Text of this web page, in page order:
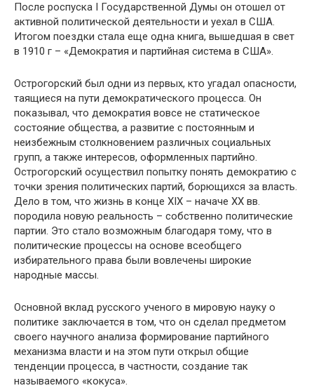
После роспуска I Государственной Думы он отошел от
активной политической деятельности и уехал в США.
Итогом поездки стала еще одна книга, вышедшая в свет
в 1910 г – «Демократия и партийная система в США».
Острогорский был одни из первых, кто угадал опасности,
таящиеся на пути демократического процесса. Он
показывал, что демократия вовсе не статическое
состояние общества, а развитие с постоянным и
неизбежным столкновением различных социальных
групп, а также интересов, оформленных партийно.
Острогорский осуществил попытку понять демократию с
точки зрения политических партий, борющихся за власть.
Дело в том, что жизнь в конце XIX – начаче XX вв.
породила новую реальность – собственно политические
партии. Это стало возможным благодаря тому, что в
политические процессы на основе всеобщего
избирательного права были вовлечены широкие
народные массы.
Основной вклад русского ученого в мировую науку о
политике заключается в том, что он сделал предметом
своего научного анализа формирование партийного
механизма власти и на этом пути открыл общие
тенденции процесса, в частности, создание так
называемого «кокуса».